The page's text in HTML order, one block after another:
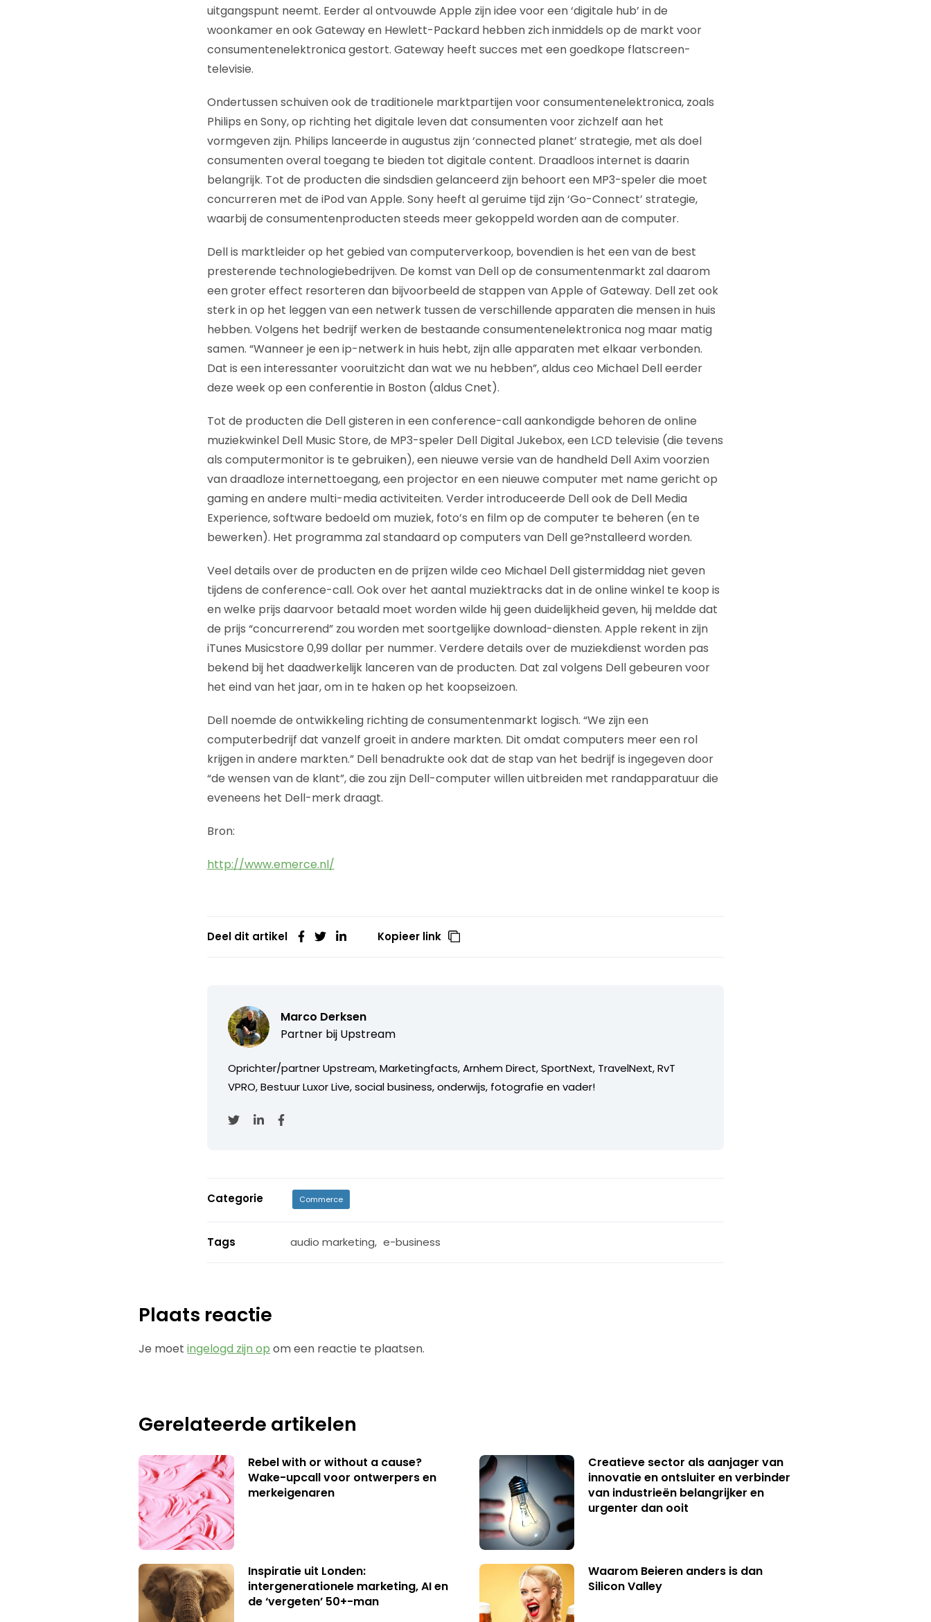
uitgangspunt neemt. Eerder al ontvouwde Apple zijn idee voor een ‘digitale hub’ in de
woonkamer en ook Gateway en Hewlett-Packard hebben zich inmiddels op de markt voor
consumentenelektronica gestort. Gateway heeft succes met een goedkope flatscreen-
televisie.
Ondertussen schuiven ook de traditionele marktpartijen voor consumentenelektronica, zoals
Philips en Sony, op richting het digitale leven dat consumenten voor zichzelf aan het
vormgeven zijn. Philips lanceerde in augustus zijn ‘connected planet’ strategie, met als doel
consumenten overal toegang te bieden tot digitale content. Draadloos internet is daarin
belangrijk. Tot de producten die sindsdien gelanceerd zijn behoort een MP3-speler die moet
concurreren met de iPod van Apple. Sony heeft al geruime tijd zijn ‘Go-Connect’ strategie,
waarbij de consumentenproducten steeds meer gekoppeld worden aan de computer.
Dell is marktleider op het gebied van computerverkoop, bovendien is het een van de best
presterende technologiebedrijven. De komst van Dell op de consumentenmarkt zal daarom
een groter effect resorteren dan bijvoorbeeld de stappen van Apple of Gateway. Dell zet ook
sterk in op het leggen van een netwerk tussen de verschillende apparaten die mensen in huis
hebben. Volgens het bedrijf werken de bestaande consumentenelektronica nog maar matig
samen. “Wanneer je een ip-netwerk in huis hebt, zijn alle apparaten met elkaar verbonden.
Dat is een interessanter vooruitzicht dan wat we nu hebben”, aldus ceo Michael Dell eerder
deze week op een conferentie in Boston (aldus Cnet).
Tot de producten die Dell gisteren in een conference-call aankondigde behoren de online
muziekwinkel Dell Music Store, de MP3-speler Dell Digital Jukebox, een LCD televisie (die tevens
als computermonitor is te gebruiken), een nieuwe versie van de handheld Dell Axim voorzien
van draadloze internettoegang, een projector en een nieuwe computer met name gericht op
gaming en andere multi-media activiteiten. Verder introduceerde Dell ook de Dell Media
Experience, software bedoeld om muziek, foto’s en film op de computer te beheren (en te
bewerken). Het programma zal standaard op computers van Dell ge?nstalleerd worden.
Veel details over de producten en de prijzen wilde ceo Michael Dell gistermiddag niet geven
tijdens de conference-call. Ook over het aantal muziektracks dat in de online winkel te koop is
en welke prijs daarvoor betaald moet worden wilde hij geen duidelijkheid geven, hij meldde dat
de prijs “concurrerend” zou worden met soortgelijke download-diensten. Apple rekent in zijn
iTunes Musicstore 0,99 dollar per nummer. Verdere details over de muziekdienst worden pas
bekend bij het daadwerkelijk lanceren van de producten. Dat zal volgens Dell gebeuren voor
het eind van het jaar, om in te haken op het koopseizoen.
Dell noemde de ontwikkeling richting de consumentenmarkt logisch. “We zijn een
computerbedrijf dat vanzelf groeit in andere markten. Dit omdat computers meer een rol
krijgen in andere markten.” Dell benadrukte ook dat de stap van het bedrijf is ingegeven door
“de wensen van de klant”, die zou zijn Dell-computer willen uitbreiden met randapparatuur die
eveneens het Dell-merk draagt.
Bron:
http://www.emerce.nl/
Deel dit artikel Kopieer link
Marco Derksen
Partner bij Upstream
Oprichter/partner Upstream, Marketingfacts, Arnhem Direct, SportNext, TravelNext, RvT
VPRO, Bestuur Luxor Live, social business, onderwijs, fotografie en vader!
Categorie Commerce
Tags audio marketing, e-business
Plaats reactie
Je moetingelogd zijn op om een reactie te plaatsen.
Gerelateerde artikelen
Rebel with or without a cause?
Wake-upcall voor ontwerpers en
merkeigenaren
Creatieve sector als aanjager van
innovatie en ontsluiter en verbinder
van industrieën belangrijker en
urgenter dan ooit
Inspiratie uit Londen:
intergenerationele marketing, AI en
de ‘vergeten’ 50+-man
Waarom Beieren anders is dan
Silicon Valley